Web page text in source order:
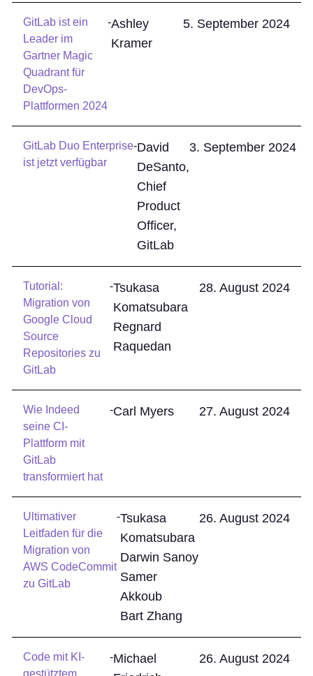
GitLab ist ein
Leader im
Gartner Magic
Quadrant für
DevOps-
Plattformen 2024
-Ashley
Kramer
5. September 2024
GitLab Duo Enterprise
ist jetzt verfügbar
-David
DeSanto,
Chief
Product
Officer,
GitLab
3. September 2024
Tutorial:
Migration von
Google Cloud
Source
Repositories zu
GitLab
-Tsukasa
Komatsubara
Regnard
Raquedan
28. August 2024
Wie Indeed
seine CI-
Plattform mit
GitLab
transformiert hat
-Carl Myers 27. August 2024
Ultimativer
Leitfaden für die
Migration von
AWS CodeCommit
zu GitLab
-Tsukasa
Komatsubara
Darwin Sanoy
Samer
Akkoub
Bart Zhang
26. August 2024
Code mit KI-
gestütztem
-Michael
26. August 2024